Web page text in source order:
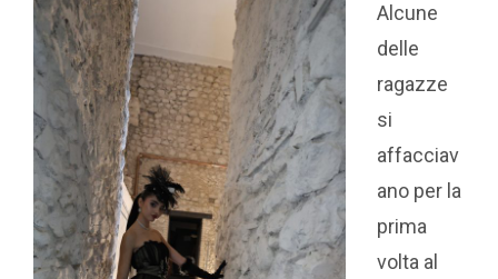
Alcune
delle
ragazze
si
affacciav
ano per la
prima
volta al